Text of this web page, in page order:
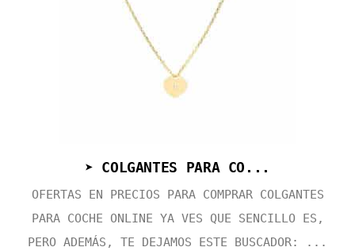
➤ COLGANTES PARA CO...
OFERTAS EN PRECIOS PARA COMPRAR COLGANTES
PARA COCHE ONLINE YA VES QUE SENCILLO ES,
PERO ADEMÁS, TE DEJAMOS ESTE BUSCADOR: ...